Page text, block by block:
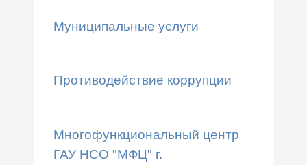
Муниципальные услуги
Противодействие коррупции
Многофункциональный центр
ГАУ НСО "МФЦ" г.